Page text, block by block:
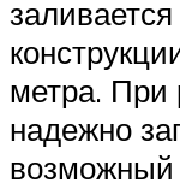
метра. При
надежно